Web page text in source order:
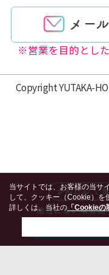
※営業を目的とし
Copyright YUTAKA-
当サイトでは、お客様の当サ
して、クッキー（Cookie）を
詳しくは、当社の「Cookieの